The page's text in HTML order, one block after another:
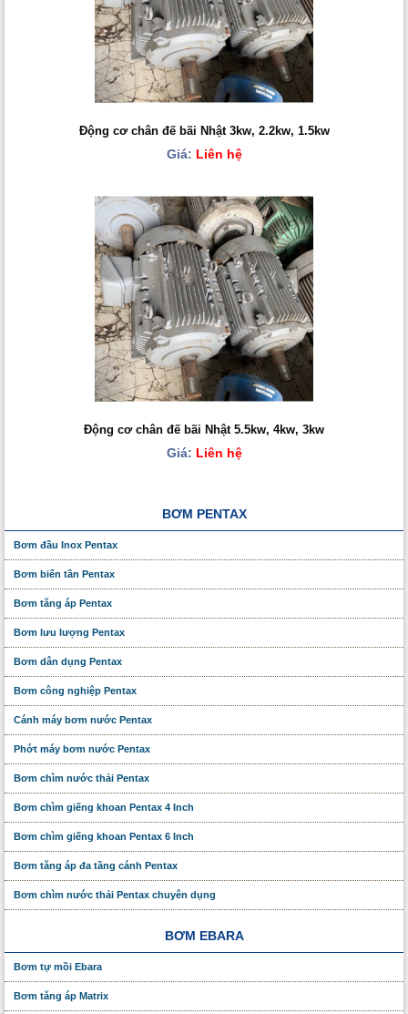
Động cơ chân đế bãi Nhật 3kw, 2.2kw, 1.5kw
Giá: Liên hệ
Động cơ chân đế bãi Nhật 5.5kw, 4kw, 3kw
Giá: Liên hệ
BƠM PENTAX
Bơm đầu Inox Pentax
Bơm biến tần Pentax
Bơm tăng áp Pentax
Bơm lưu lượng Pentax
Bơm dân dụng Pentax
Bơm công nghiệp Pentax
Cánh máy bơm nước Pentax
Phớt máy bơm nước Pentax
Bơm chìm nước thải Pentax
Bơm chìm giếng khoan Pentax 4 Inch
Bơm chìm giếng khoan Pentax 6 Inch
Bơm tăng áp đa tầng cánh Pentax
Bơm chìm nước thải Pentax chuyên dụng
BƠM EBARA
Bơm tự mồi Ebara
Bơm tăng áp Matrix